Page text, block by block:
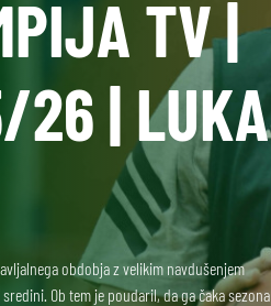
TV |
26 | LUKA
obdobja z velikim navdušenjem
Ob tem je poudaril, da ga čaka sezona